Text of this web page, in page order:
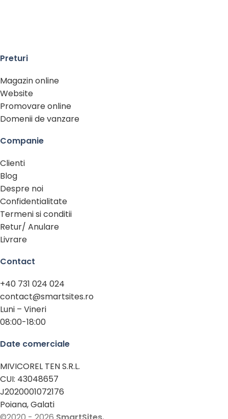
Preturi
Magazin online
Website
Promovare online
Domenii de vanzare
Companie
Clienti
Blog
Despre noi
Confidentialitate
Termeni si conditii
Retur/ Anulare
Livrare
Contact
+40 731 024 024
contact@smartsites.ro
Luni – Vineri
08:00-18:00
Date comerciale
MIVICOREL TEN S.R.L.
CUI: 43048657
J2020001072176
Poiana, Galati